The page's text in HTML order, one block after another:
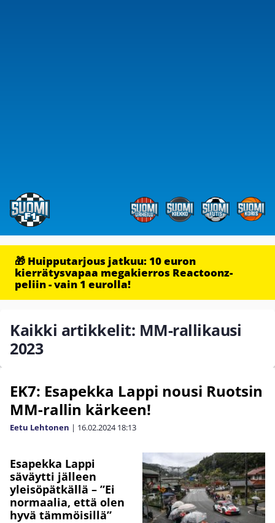
🎁 Huipputarjous jatkuu: 10 euron
kierrätysvapaa megakierros Reactoonz-
peliin - vain 1 eurolla!
Kaikki artikkelit: MM-rallikausi
2023
EK7: Esapekka Lappi nousi Ruotsin
MM-rallin kärkeen!
Eetu Lehtonen | 16.02.2024 18:13
Esapekka Lappi
säväytti jälleen
yleisöpätkällä – ”Ei
normaalia, että olen
hyvä tämmöisillä”